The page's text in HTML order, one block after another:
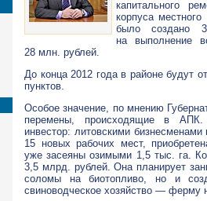
капитального
корпуса
было создано
на выполнение
28 млн. рублей.
До конца 2012 года в районе будут
пунктов.
Особое значение, по мнению
перемены, происходящие в
инвестор: литовскими
15 новых рабочих мест,
уже засеяны озимыми 1,5 тыс. га.
3,5 млрд. рублей. Она планирует
соломы на биотопливо, но и
свиноводческое хозяйство — ферму